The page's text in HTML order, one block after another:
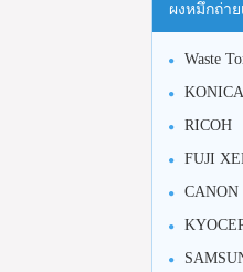
ผงหมึกถ่าย
Waste
RICOH
FUJI
CANON